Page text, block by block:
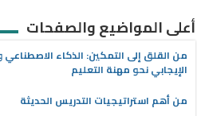
أعلى المواضيع والصفحات
من القلق إلى التمكين: الذكاء الاصطناعي
الإيجابي نحو مهنة التعليم
من أهم استراتيجيات التدريس الحديثة